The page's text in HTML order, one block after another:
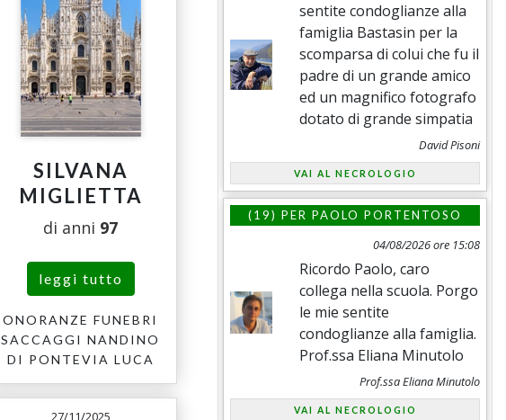
SILVANA
MIGLIETTA
di anni 97
leggi tutto
ONORANZE FUNEBRI
SACCAGGI NANDINO
DI PONTEVIA LUCA
27/11/2025
sentite condoglianze alla
famiglia Bastasin per la
scomparsa di colui che fu il
padre di un grande amico
ed un magnifico fotografo
dotato di grande simpatia
David Pisoni
VAI AL NECROLOGIO
(19) PER PAOLO PORTENTOSO
04/08/2026 ore 15:08
Ricordo Paolo, caro
collega nella scuola. Porgo
le mie sentite
condoglianze alla famiglia.
Prof.ssa Eliana Minutolo
Prof.ssa Eliana Minutolo
VAI AL NECROLOGIO